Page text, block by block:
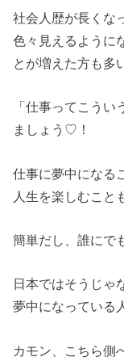
社会人歴が長くな
色々見えるように
とが増えた方も多
「仕事ってこう
ましょう♡ ！
仕事に夢中になる
人生を楽しむこと
簡単だし、誰にで
日本ではそうじゃ
夢中になっている
カモン、こちら側